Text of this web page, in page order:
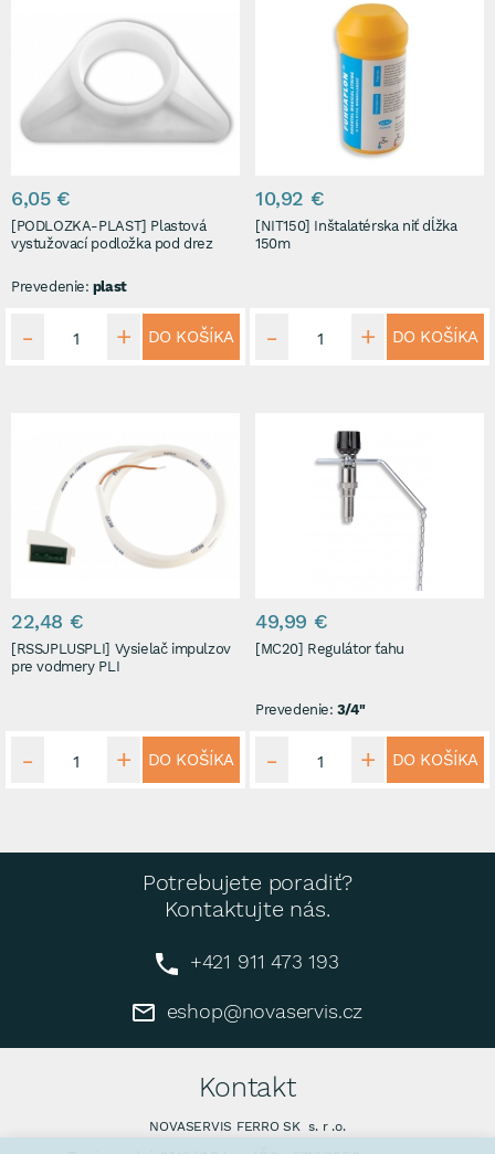
6,05 €
[PODLOZKA-PLAST] Plastová
vystužovací podložka pod drez
Prevedenie: plast
DO KOŠÍKA
10,92 €
[NIT150] Inštalatérska niť dĺžka
150m
DO KOŠÍKA
22,48 €
[RSSJPLUSPLI] Vysielač impulzov
pre vodmery PLI
DO KOŠÍKA
49,99 €
[MC20] Regulátor ťahu
Prevedenie: 3/4"
DO KOŠÍKA
Potrebujete poradiť?
Kontaktujte nás.
+421 911 473 193
eshop@novaservis.cz
Kontakt
NOVASERVIS FERRO SK s. r .o.